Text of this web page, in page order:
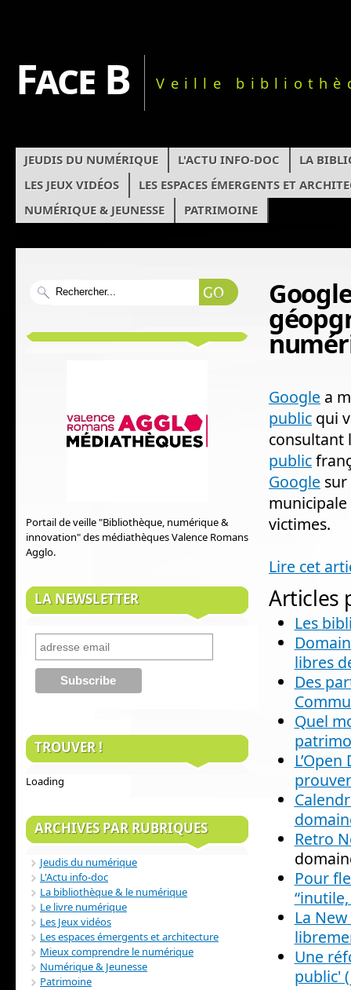
Face B Veille
JEUDIS DU NUMÉRIQUE L'ACTU INFO-DOC
LA
LES JEUX VIDÉOS
LES ESPACES ÉMERGENTS ET
NUMÉRIQUE & JEUNESSE
PATRIMOINE
Google a
public qui
consultant
public
Google
victimes.
Lire cet
Articles
Les
libres
Des
Quel
Retro
Pour
La
Une
public'
Portail de veille "Bibliothèque, numérique &
innovation" des médiathèques Valence Romans
Agglo.
LA NEWSLETTER
TROUVER !
Loading
ARCHIVES PAR RUBRIQUES
Jeudis du numérique
L'Actu info-doc
La bibliothèque & le numérique
Le livre numérique
Les Jeux vidéos
Les espaces émergents et architecture
Mieux comprendre le numérique
Numérique & Jeunesse
Patrimoine